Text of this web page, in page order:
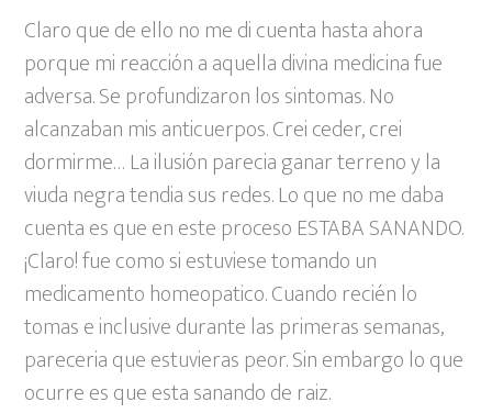
Claro que de ello no me di cuenta hasta ahora
porque mi reacción a aquella divina medicina fue
adversa. Se profundizaron los sintomas. No
alcanzaban mis anticuerpos. Crei ceder, crei
dormirme… La ilusión parecia ganar terreno y la
viuda negra tendia sus redes. Lo que no me daba
cuenta es que en este proceso ESTABA SANANDO.
¡Claro! fue como si estuviese tomando un
medicamento homeopatico. Cuando recién lo
tomas e inclusive durante las primeras semanas,
pareceria que estuvieras peor. Sin embargo lo que
ocurre es que esta sanando de raiz.